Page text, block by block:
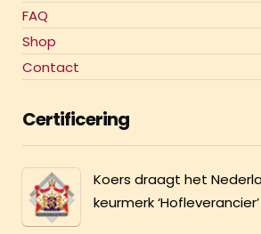
FAQ
Shop
Contact
Certificering
Koers draagt het
keurmerk ‘Hofleverancier’